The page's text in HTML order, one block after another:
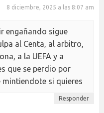
8 diciembre, 2025 a las 8:07 am
engañando sigue
al Centa, al arbitro,
a la UEFA y a
que se perdio por
mintiendote si quieres
Responder